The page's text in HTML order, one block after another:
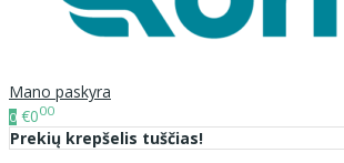
Mano paskyra
0 €000
Prekių krepšelis tuščias!